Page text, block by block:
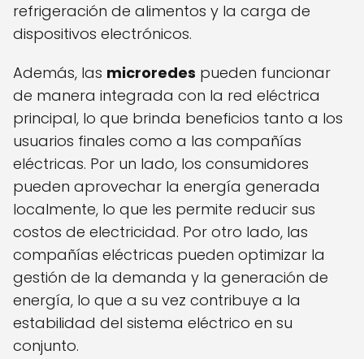
refrigeración de alimentos y la carga de
dispositivos electrónicos.
Además, las microredes pueden funcionar
de manera integrada con la red eléctrica
principal, lo que brinda beneficios tanto a los
usuarios finales como a las compañías
eléctricas. Por un lado, los consumidores
pueden aprovechar la energía generada
localmente, lo que les permite reducir sus
costos de electricidad. Por otro lado, las
compañías eléctricas pueden optimizar la
gestión de la demanda y la generación de
energía, lo que a su vez contribuye a la
estabilidad del sistema eléctrico en su
conjunto.